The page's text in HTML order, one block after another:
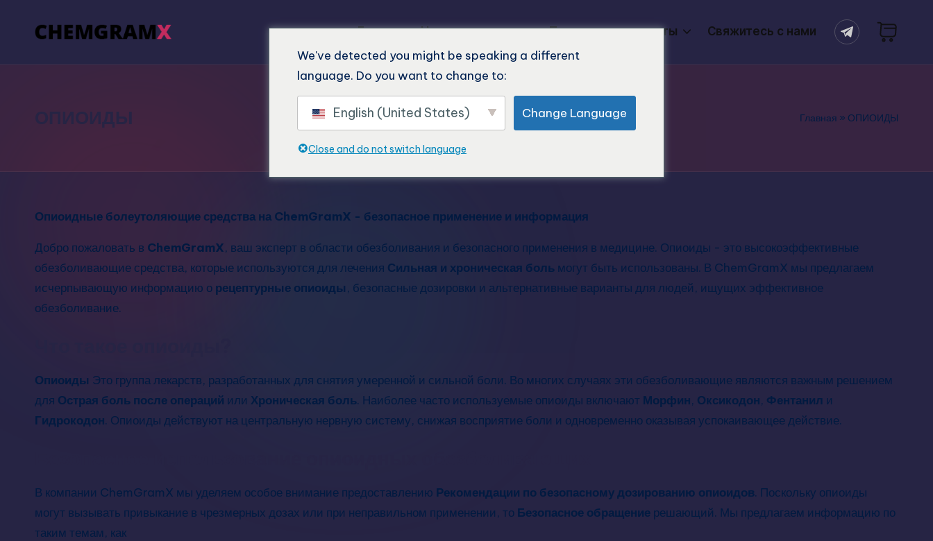
Главная Наша продукция Последние продукты Свяжитесь с нами
ОПИОИДЫ Главная » ОПИОИДЫ
Опиоидные болеутоляющие средства на ChemGramX - безопасное применение и информация
Добро пожаловать в ChemGramX, ваш эксперт в области обезболивания и безопасного применения в медицине. Опиоиды - это высокоэффективные
обезболивающие средства, которые используются для лечения Сильная и хроническая боль могут быть использованы. В ChemGramX мы предлагаем
исчерпывающую информацию о рецептурные опиоиды, безопасные дозировки и альтернативные варианты для людей, ищущих эффективное
обезболивание.
Опиоиды Это группа лекарств, разработанных для снятия умеренной и сильной боли. Во многих случаях эти обезболивающие являются важным решением
для Острая боль после операций или Хроническая боль. Наиболее часто используемые опиоиды включают Морфин, Оксикодон, Фентанил и
Гидрокодон. Опиоиды действуют на центральную нервную систему, снижая восприятие боли и одновременно оказывая успокаивающее действие.
В компании ChemGramX мы уделяем особое внимание предоставлению Рекомендации по безопасному дозированию опиоидов. Поскольку опиоиды
могут вызывать привыкание в чрезмерных дозах или при неправильном применении, то Безопасное обращение решающий. Мы предлагаем информацию по
таким темам, как
We've detected you might be speaking a different
language. Do you want to change to:
English (United States) Change Language
Close and do not switch language